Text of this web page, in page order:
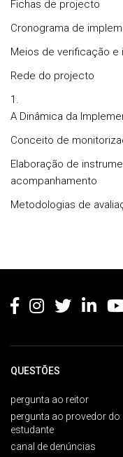
Fichas de projecto
Cronograma de
Meios de verificação e
Rede do projecto
A Dinâmica da
Conceito de
Elaboração de
acompanhamento
Metodologias de
QUESTÕES
pergunta ao reitor
pergunta ao provedor do
estudante
canal de denúncias